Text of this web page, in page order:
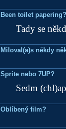
Been toilet papering?
Tady se
Miloval(a)s někdy
Sprite nebo 7UP?
Sedm
Oblíbený film?